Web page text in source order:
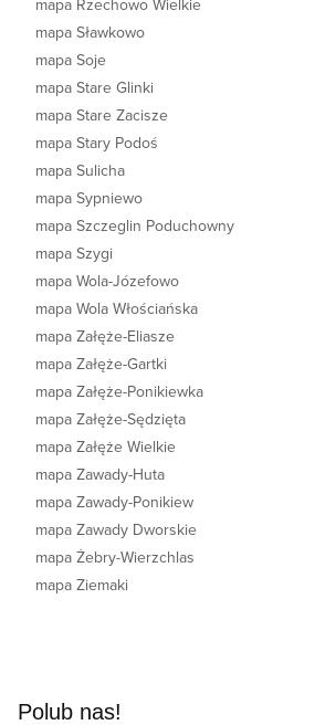
mapa Rzechowo Wielkie
mapa Sławkowo
mapa Soje
mapa Stare Glinki
mapa Stare Zacisze
mapa Stary Podoś
mapa Sulicha
mapa Sypniewo
mapa Szczeglin Poduchowny
mapa Szygi
mapa Wola-Józefowo
mapa Wola Włościańska
mapa Załęże-Eliasze
mapa Załęże-Gartki
mapa Załęże-Ponikiewka
mapa Załęże-Sędzięta
mapa Załęże Wielkie
mapa Zawady-Huta
mapa Zawady-Ponikiew
mapa Zawady Dworskie
mapa Żebry-Wierzchlas
mapa Ziemaki
Polub nas!